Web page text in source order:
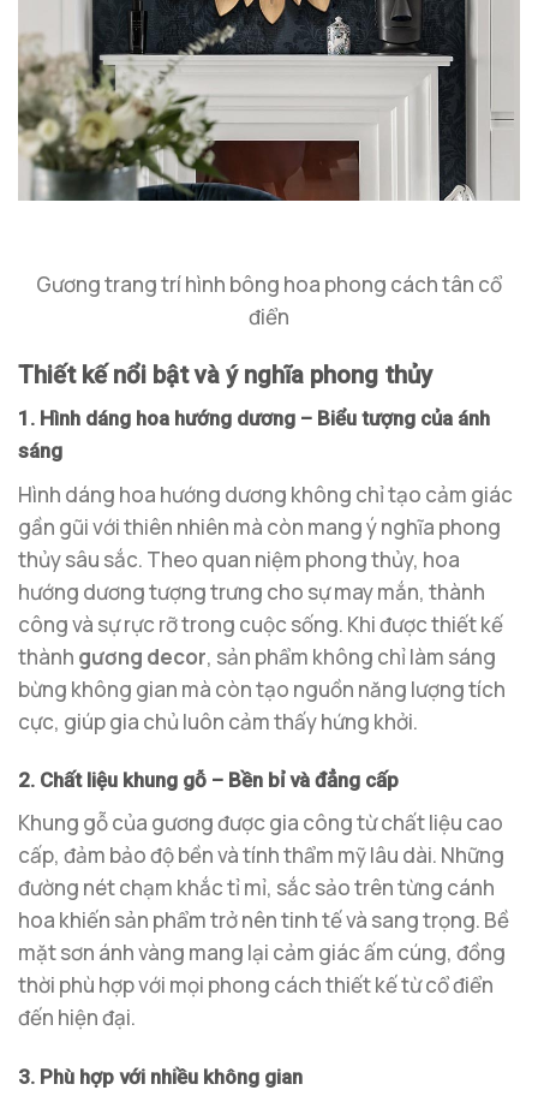
Gương trang trí hình bông hoa phong cách tân cổ
điển
Thiết kế nổi bật và ý nghĩa phong thủy
1. Hình dáng hoa hướng dương – Biểu tượng của ánh
sáng
Hình dáng hoa hướng dương không chỉ tạo cảm giác
gần gũi với thiên nhiên mà còn mang ý nghĩa phong
thủy sâu sắc. Theo quan niệm phong thủy, hoa
hướng dương tượng trưng cho sự may mắn, thành
công và sự rực rỡ trong cuộc sống. Khi được thiết kế
thành gương decor, sản phẩm không chỉ làm sáng
bừng không gian mà còn tạo nguồn năng lượng tích
cực, giúp gia chủ luôn cảm thấy hứng khởi.
2. Chất liệu khung gỗ – Bền bỉ và đẳng cấp
Khung gỗ của gương được gia công từ chất liệu cao
cấp, đảm bảo độ bền và tính thẩm mỹ lâu dài. Những
đường nét chạm khắc tỉ mỉ, sắc sảo trên từng cánh
hoa khiến sản phẩm trở nên tinh tế và sang trọng. Bề
mặt sơn ánh vàng mang lại cảm giác ấm cúng, đồng
thời phù hợp với mọi phong cách thiết kế từ cổ điển
đến hiện đại.
3. Phù hợp với nhiều không gian